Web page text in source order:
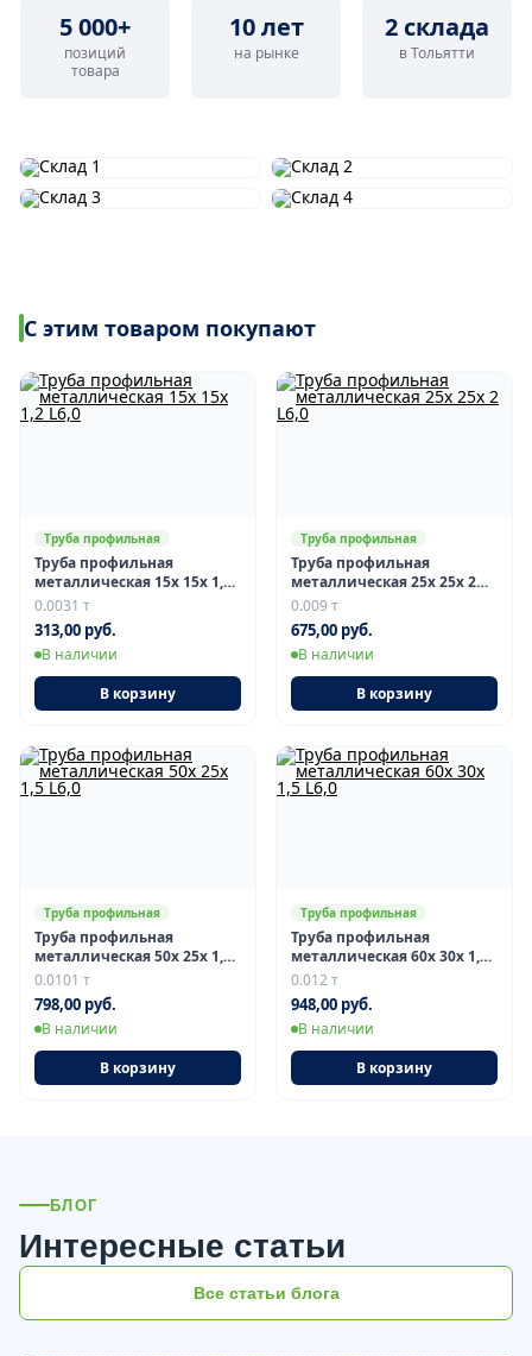
5 000+
позиций
товара
10 лет
на рынке
2 склада
в Тольятти
С этим товаром покупают
Труба профильная
Труба профильная
металлическая 15х 15х 1,2
L6,0
0.0031 т
313,00 руб.
В наличии
В корзину
Труба профильная
Труба профильная
металлическая 25х 25х 2
L6,0
0.009 т
675,00 руб.
В наличии
В корзину
Труба профильная
Труба профильная
металлическая 50х 25х 1,5
L6,0
0.0101 т
798,00 руб.
В наличии
В корзину
Труба профильная
Труба профильная
металлическая 60х 30х 1,5
L6,0
0.012 т
948,00 руб.
В наличии
В корзину
БЛОГ
Интересные статьи
Все статьи блога